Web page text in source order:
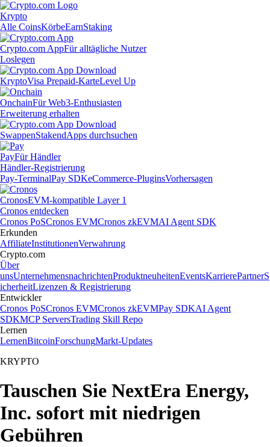
Krypto
Alle CoinsKörbeEarnStaking
Crypto.com AppFür alltägliche Nutzer
Loslegen
KryptoVisa Prepaid-KarteLevel Up
OnchainFür Web3-Enthusiasten
Erweiterung erhalten
SwappenStakendApps durchsuchen
PayFür Händler
Händler-Registrierung
Pay-TerminalPay SDKeCommerce-PluginsVorhersagen
CronosEVM-kompatible Layer 1
Cronos entdecken
Cronos PoSCronos EVMCronos zkEVMAI Agent SDK
Erkunden
AffiliateInstitutionenVerwahrung
Crypto.com
Über
unsUnternehmensnachrichtenProduktneuheitenEventsKarrierePartnerS
icherheitLizenzen & Registrierung
Entwickler
Cronos PoSCronos EVMCronos zkEVMPay SDKAI Agent
SDKMCP ServersTrading Skill Repo
Lernen
LernenBitcoinForschungMarkt-Updates
KRYPTO
Tauschen Sie NextEra Energy,
Inc. sofort mit niedrigen
Gebühren